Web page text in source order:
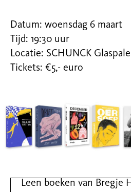
Datum: woensdag 6 maart
Tijd: 19:30 uur
Locatie: SCHUNCK
Tickets: €5,- euro
Leen boeken van Bregje